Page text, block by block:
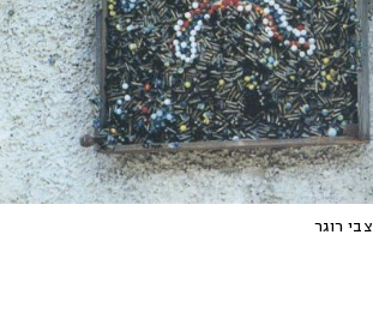
צבי רוגר